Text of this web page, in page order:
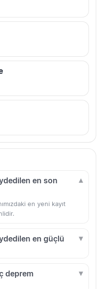
en son
en yeni kayıt
en güçlü
deprem